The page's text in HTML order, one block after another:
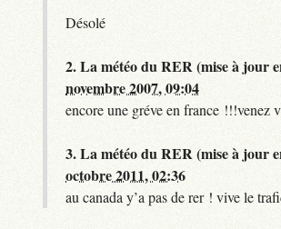
Désolé
2.La météo du RER (mise à jour
novembre 2007, 09:04
encore une gréve en france !!!venez
3.La météo du RER (mise à jour
octobre 2011, 02:36
au canada y’a pas de rer ! vive le